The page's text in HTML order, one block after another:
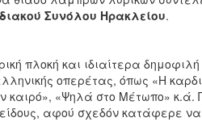
Συνόλου Ηρακλείου.
πλοκή και ιδιαίτερα
οπερέτας, όπως «Η
«Ψηλά στο Μέτωπο» κ.ά.
αφού σχεδόν κατάφερε